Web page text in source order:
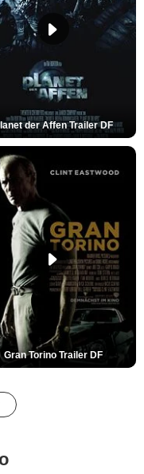
der Affen Trailer DF
Gran Torino Trailer DF